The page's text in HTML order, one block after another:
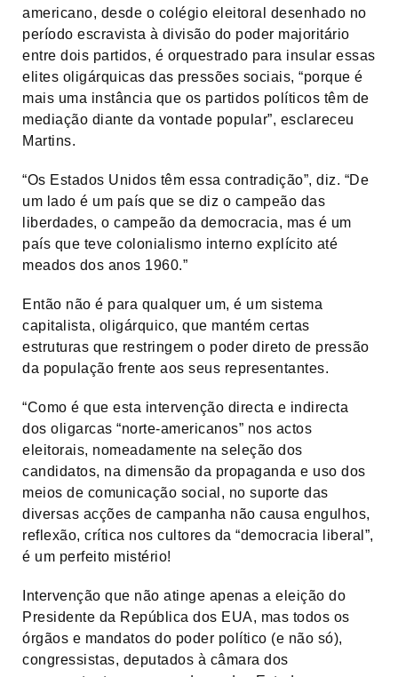
americano, desde o colégio eleitoral desenhado no
período escravista à divisão do poder majoritário
entre dois partidos, é orquestrado para insular essas
elites oligárquicas das pressões sociais, “porque é
mais uma instância que os partidos políticos têm de
mediação diante da vontade popular”, esclareceu
Martins.
“Os Estados Unidos têm essa contradição”, diz. “De
um lado é um país que se diz o campeão das
liberdades, o campeão da democracia, mas é um
país que teve colonialismo interno explícito até
meados dos anos 1960.”
Então não é para qualquer um, é um sistema
capitalista, oligárquico, que mantém certas
estruturas que restringem o poder direto de pressão
da população frente aos seus representantes.
“Como é que esta intervenção directa e indirecta
dos oligarcas “norte-americanos” nos actos
eleitorais, nomeadamente na seleção dos
candidatos, na dimensão da propaganda e uso dos
meios de comunicação social, no suporte das
diversas acções de campanha não causa engulhos,
reflexão, crítica nos cultores da “democracia liberal”,
é um perfeito mistério!
Intervenção que não atinge apenas a eleição do
Presidente da República dos EUA, mas todos os
órgãos e mandatos do poder político (e não só),
congressistas, deputados à câmara dos